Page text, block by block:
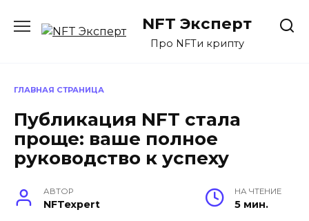
содержанию
NFT Эксперт
Про NFTи крипту
ГЛАВНАЯ СТРАНИЦА
Публикация NFT стала
проще: ваше полное
руководство к успеху
АВТОР
NFTexpert
НА ЧТЕНИЕ
5 мин.